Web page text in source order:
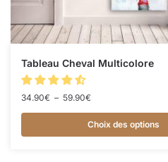
Tableau Cheval Multicolore
34.90€ – 59.90€
Choix des options